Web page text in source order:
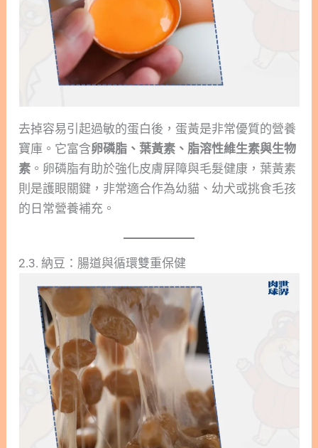
去掉容易引起過敏的蛋白後，蛋黃是非常優質的營養
寶庫。它富含卵磷脂、葉黃素、脂溶性維生素與生物
素 。卵磷脂有助於強化皮膚屏障與毛髮健康，葉黃素
則是護眼關鍵，非常適合作為幼貓、幼犬或挑食毛孩
的日常營養補充。
2.3. 納豆：腸道與循環雙重保健